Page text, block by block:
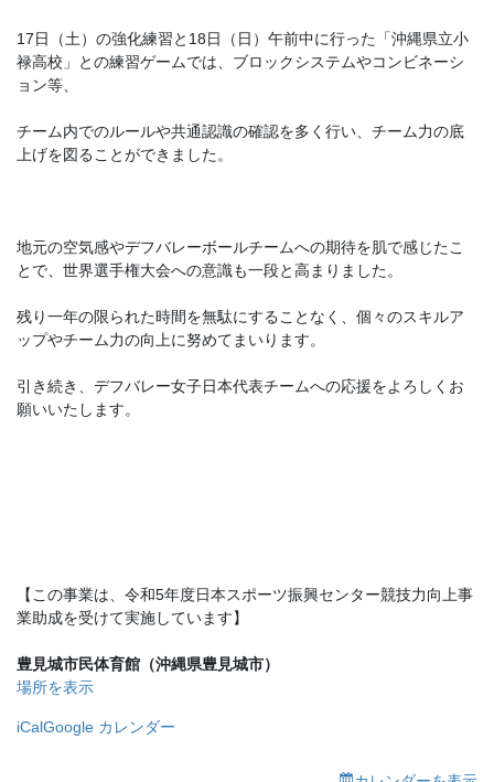
告）
17日（土）の強化練習と18日（日）午前中に行った「沖縄県立小
禄高校」との練習ゲームでは、 ブロックシステムやコンビネーシ
ョン等、
チーム内でのルールや共通認識の確認を多く行い、チーム力の底
上げを図ることができました。
地元の空気感やデフバレーボールチームへの期待を肌で感じたこ
とで、世界選手権大会への意識も一段と高まりました。
残り一年の限られた時間を無駄にすることなく、個々のスキルア
ップやチーム力の向上に努めてまいります。
引き続き、デフバレー女子日本代表チームへの応援をよろしくお
願いいたします。
【この事業は、令和5年度日本スポーツ振興センター競技力向上事
業助成を受けて実施しています】
豊見城市民体育館（沖縄県豊見城市）
場所を表示
iCalGoogle カレンダー